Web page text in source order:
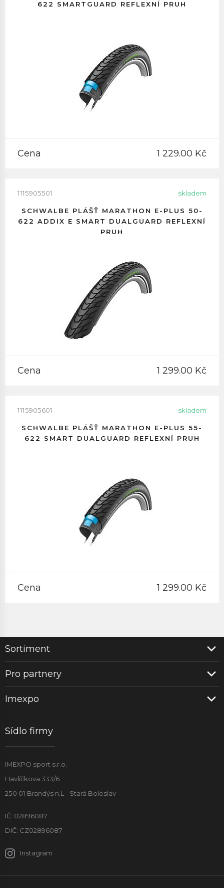
622 SMARTGUARD REFLEXNÍ PRUH
Cena 1 229.00 Kč
1115905501 skladem
SCHWALBE PLÁŠŤ MARATHON E-PLUS 50-
622 ADDIX E SMART DUALGUARD REFLEXNÍ
PRUH
Cena 1 299.00 Kč
1115905601 skladem
SCHWALBE PLÁŠŤ MARATHON E-PLUS 55-
622 SMART DUALGUARD REFLEXNÍ PRUH
Cena 1 299.00 Kč
Sortiment
Pro partnery
Imexpo
Sídlo firmy
IMEXPO sport s.r.o.
Havlíčkova 333/6
250 01 Brandýs n.L - Stará Boleslav
IČ: 02896087
DIČ: CZ02896087
Instagram